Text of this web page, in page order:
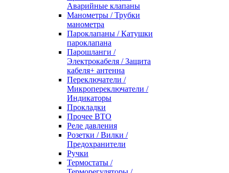
Аварийные клапаны
Манометры / Трубки
манометра
Пароклапаны / Катушки
пароклапана
Парошланги /
Электрокабеля / Защита
кабеля+ антенна
Переключатели /
Микропереключатели /
Индикаторы
Прокладки
Прочее ВТО
Реле давления
Розетки / Вилки /
Предохранители
Ручки
Термостаты /